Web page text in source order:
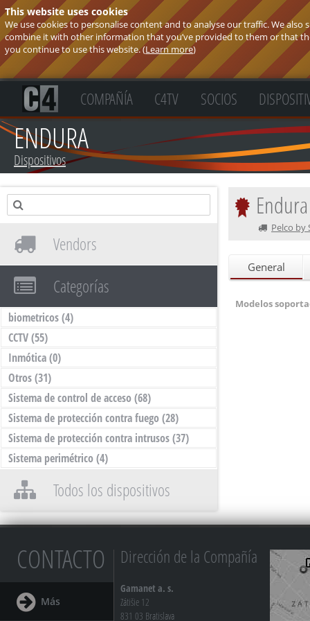
This website uses cookies
We use cookies to personalise content and to analyse our traffic. We
combine it with other information that you’ve provided to them or that
you continue to use this website. (Learn more)
COMPAÑÍA C4TV SOCIOS
ENDURA
Dispositivos
Endura
Pelco by
General
Modelos
Vendors
Categorías
biometricos(4)
CCTV(55)
Inmótica(0)
Otros(31)
Sistema de control de acceso(68)
Sistema de protección contra fuego(28)
Sistema de protección contra intrusos(37)
Sistema perimétrico(4)
Todos los dispositivos
CONTACTO
Más
Dirección de la Compañía
Gamanet a. s.
Zátišie 12
831 03 Bratislava